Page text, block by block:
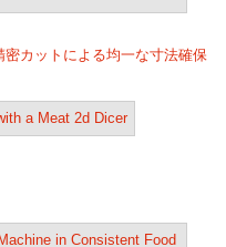
カットによる均一な寸法確保